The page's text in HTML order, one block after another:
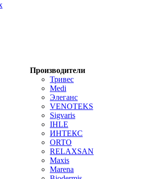
Производители
Тривес
Medi
Элеганс
VENOTEKS
Sigvaris
IHLE
ИНТЕКС
ORTO
RELAXSAN
Maxis
Marena